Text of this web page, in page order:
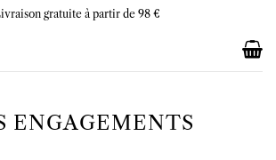
gratuite à partir de 98 €
ENGAGEMENTS